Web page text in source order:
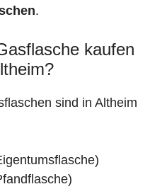
.
kaufen
sind in Altheim